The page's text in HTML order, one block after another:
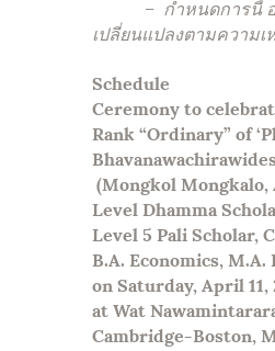
– กำหนดการนี้ อ
เปลี่ยนแปลงตามความเ
Schedule
Ceremony to
Rank “Ordinary” of‘
(Mongkol Mongkalo,
Level Dhamma
Level 5 Pali Scholar,
B.A. Economics, M.A.
on Saturday, April 11,
at Wat
Cambridge-Boston,